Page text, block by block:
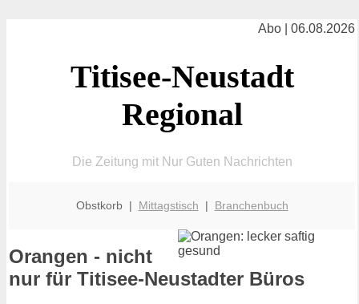
Abo | 06.08.2026
Titisee-Neustadt
Regional
Die Zeitung mit Nur Guten Nachrichten
Obstkorb | Mittagstisch | Branchenbuch
Orangen - nicht
nur für Titisee-Neustadter Büros